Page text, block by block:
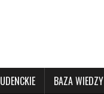
BAZA WIEDZY